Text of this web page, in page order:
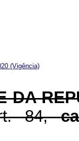
(Vigência)
DA
84,